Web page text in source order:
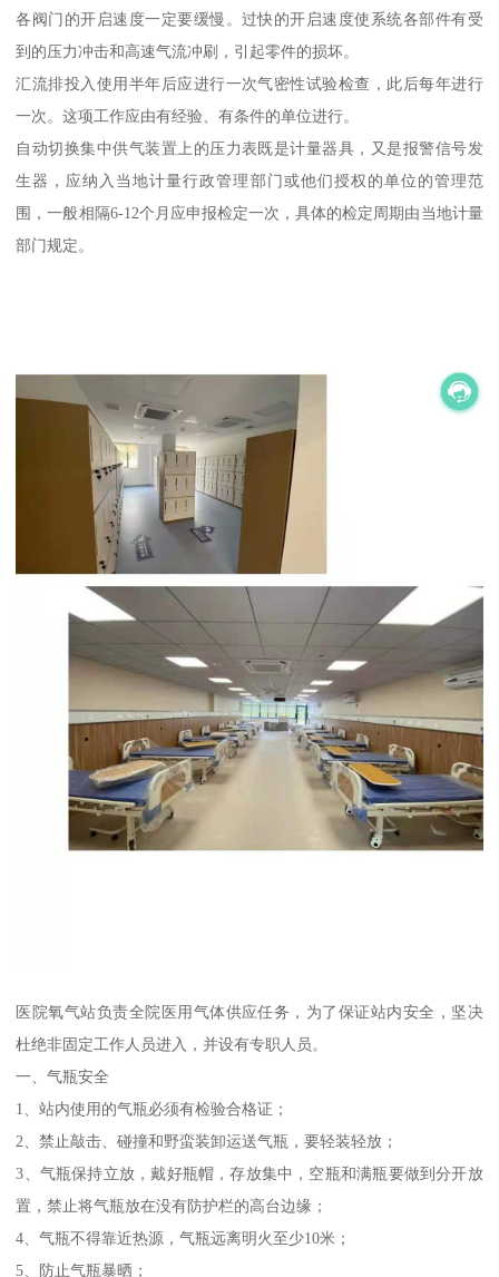
各阀门的开启速度一定要缓慢。过快的开启速度使系统各部件有受
到的压力冲击和高速气流冲刷，引起零件的损坏。
汇流排投入使用半年后应进行一次气密性试验检查，此后每年进行
一次。这项工作应由有经验、有条件的单位进行。
自动切换集中供气装置上的压力表既是计量器具，又是报警信号发
生器，应纳入当地计量行政管理部门或他们授权的单位的管理范
围，一般相隔6-12个月应申报检定一次，具体的检定周期由当地计量
部门规定。
医院氧气站负责全院医用气体供应任务，为了保证站内安全，坚决
杜绝非固定工作人员进入，并设有专职人员。
一、气瓶安全
1、站内使用的气瓶必须有检验合格证；
2、禁止敲击、碰撞和野蛮装卸运送气瓶，要轻装轻放；
3、气瓶保持立放，戴好瓶帽，存放集中，空瓶和满瓶要做到分开放
置，禁止将气瓶放在没有防护栏的高台边缘；
4、气瓶不得靠近热源，气瓶远离明火至少10米；
5、防止气瓶暴晒；